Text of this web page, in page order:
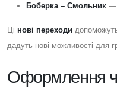
Боберка – Смольник —
Ці нові переходи
дадуть нові можливості для
Оформлення